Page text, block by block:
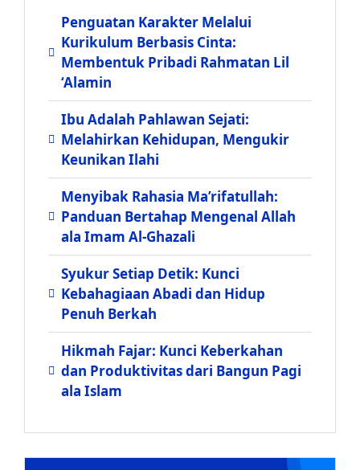
Penguatan Karakter Melalui
Kurikulum Berbasis Cinta:
Membentuk Pribadi Rahmatan Lil
‘Alamin
Ibu Adalah Pahlawan Sejati:
Melahirkan Kehidupan, Mengukir
Keunikan Ilahi
Menyibak Rahasia Ma’rifatullah:
Panduan Bertahap Mengenal Allah
ala Imam Al-Ghazali
Syukur Setiap Detik: Kunci
Kebahagiaan Abadi dan Hidup
Penuh Berkah
Hikmah Fajar: Kunci Keberkahan
dan Produktivitas dari Bangun Pagi
ala Islam